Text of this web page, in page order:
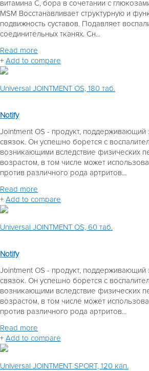
витамина С, бора в сочетании с
MSM Восстанавливает структурную и
подвижность суставов. Подавляет
соединительных тканях. Сн...
Read more
+ Add to compare
Universal JOINTMENT OS, 180 таб.
Notify
Jointment OS - продукт, поддерживающий
связок. Он успешно борется с
возникающими вследствие физических
возрастом, в том числе может
против различного рода артритов...
Read more
+ Add to compare
Universal JOINTMENT OS, 60 таб.
Notify
Jointment OS - продукт, поддерживающий
связок. Он успешно борется с
возникающими вследствие физических
возрастом, в том числе может
против различного рода артритов...
Read more
+ Add to compare
Universal JOINTMENT SPORT, 120 кап.